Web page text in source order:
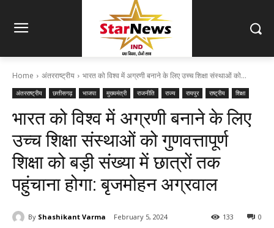
Home अंतरराष्ट्रीय भारत को विश्व में अग्रणी बनाने के लिए उच्च शिक्षा संस्थाओं को...
अंतरराष्ट्रीय छत्तीसगढ़ भाजपा मुख्यमंत्री राजनीति राज्य रायपुर राष्ट्रीय शिक्षा
भारत को विश्व में अग्रणी बनाने के लिए
उच्च शिक्षा संस्थाओं को गुणवत्तापूर्ण
शिक्षा को बड़ी संख्या में छात्रों तक
पहुंचाना होगा: बृजमोहन अग्रवाल
By Shashikant Varma February 5, 2024 0
133